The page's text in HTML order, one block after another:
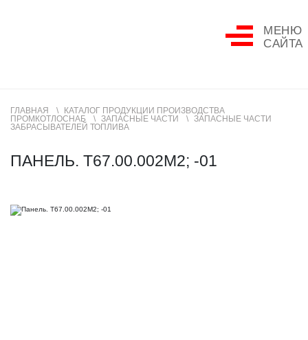
МЕНЮ
САЙТА
ГЛАВНАЯ
КАТАЛОГ ПРОДУКЦИИ ПРОИЗВОДСТВА
ПРОМКОТЛОСНАБ
ЗАПАСНЫЕ ЧАСТИ
ЗАПАСНЫЕ ЧАСТИ
ЗАБРАСЫВАТЕЛЕЙ ТОПЛИВА
ПАНЕЛЬ. Т67.00.002М2; -01